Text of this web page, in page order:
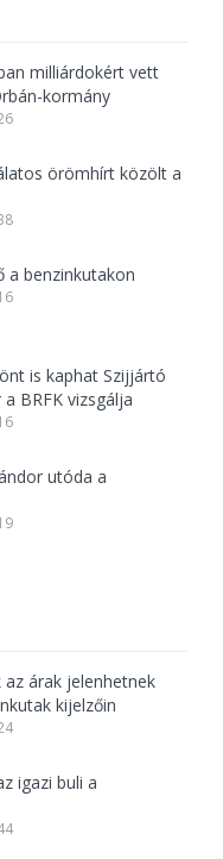
milliárdokért vett
kormány
örömhírt közölt a
a benzinkutakon
is kaphat Szijjártó
BRFK vizsgálja
utóda a
árak jelenhetnek
kijelzőin
igazi buli a